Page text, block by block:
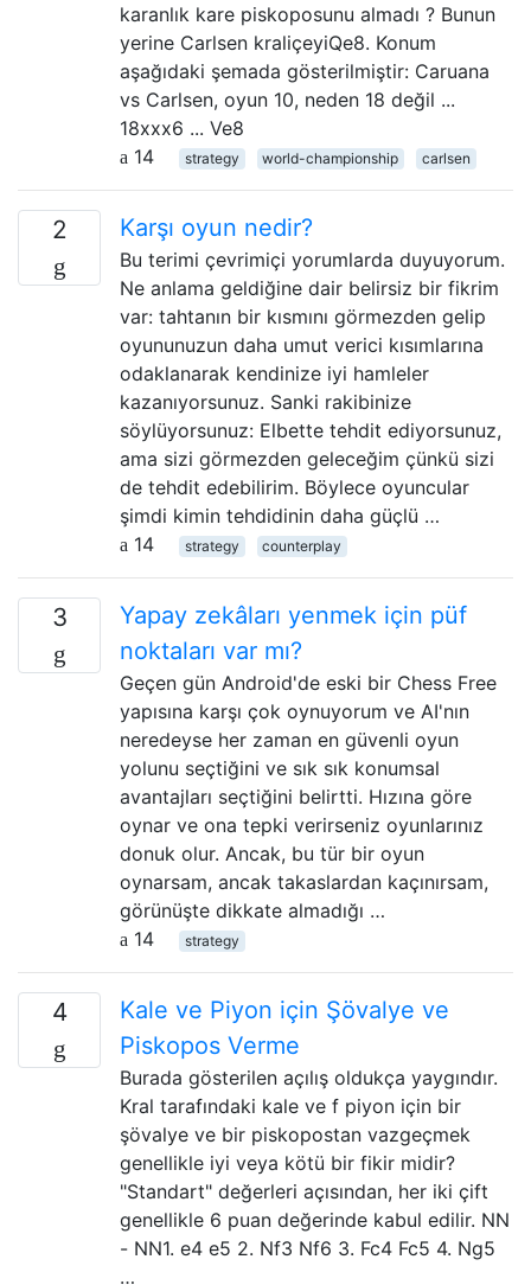
karanlık kare piskoposunu almadı ? Bunun
yerine Carlsen kraliçeyiQe8. Konum
aşağıdaki şemada gösterilmiştir: Caruana
vs Carlsen, oyun 10, neden 18 değil ...
18xxx6 ... Ve8
14
strategy world-championship carlsen
2 Karşı oyun nedir?
Bu terimi çevrimiçi yorumlarda duyuyorum.
Ne anlama geldiğine dair belirsiz bir fikrim
var: tahtanın bir kısmını görmezden gelip
oyununuzun daha umut verici kısımlarına
odaklanarak kendinize iyi hamleler
kazanıyorsunuz. Sanki rakibinize
söylüyorsunuz: Elbette tehdit ediyorsunuz,
ama sizi görmezden geleceğim çünkü sizi
de tehdit edebilirim. Böylece oyuncular
şimdi kimin tehdidinin daha güçlü …
14
strategy counterplay
3
Yapay zekâları yenmek için püf
noktaları var mı?
Geçen gün Android'de eski bir Chess Free
yapısına karşı çok oynuyorum ve AI'nın
neredeyse her zaman en güvenli oyun
yolunu seçtiğini ve sık sık konumsal
avantajları seçtiğini belirtti. Hızına göre
oynar ve ona tepki verirseniz oyunlarınız
donuk olur. Ancak, bu tür bir oyun
oynarsam, ancak takaslardan kaçınırsam,
görünüşte dikkate almadığı …
14
strategy
4
Kale ve Piyon için Şövalye ve
Piskopos Verme
Burada gösterilen açılış oldukça yaygındır.
Kral tarafındaki kale ve f piyon için bir
şövalye ve bir piskopostan vazgeçmek
genellikle iyi veya kötü bir fikir midir?
"Standart" değerleri açısından, her iki çift
genellikle 6 puan değerinde kabul edilir. NN
- NN1. e4 e5 2. Nf3 Nf6 3. Fc4 Fc5 4. Ng5
…